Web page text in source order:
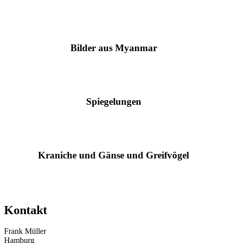
Bilder aus Myanmar
Spiegelungen
Kraniche und Gänse und Greifvögel
Kontakt
Frank Müller
Hamburg